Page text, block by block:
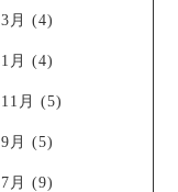
月 (4)
月 (4)
月 (5)
月 (5)
月 (9)